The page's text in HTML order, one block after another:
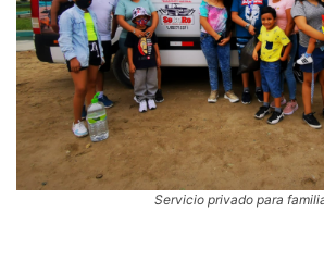
Servicio privado para